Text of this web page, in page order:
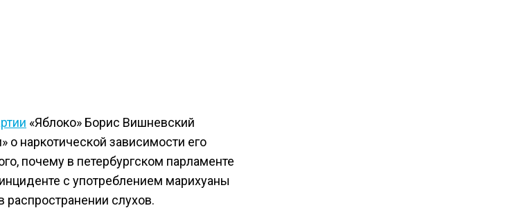
«Яблоко» Борис Вишневский
о наркотической зависимости его
почему в петербургском парламенте
с употреблением марихуаны
слухов.